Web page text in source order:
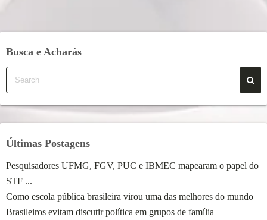
Busca e Acharás
Últimas Postagens
Pesquisadores UFMG, FGV, PUC e IBMEC mapearam o papel do
STF ...
Como escola pública brasileira virou uma das melhores do mundo
Brasileiros evitam discutir política em grupos de família